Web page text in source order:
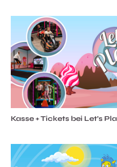
Kasse + Tickets bei Let’s